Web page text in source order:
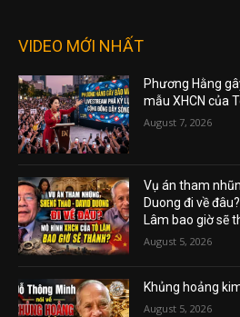
VIDEO MỚI NHẤT
Phương Hằng
mẫu XHCN của
August 7, 2026
Vụ án tham
Duong đi về
Lâm bao giờ sẽ
August 5, 2026
Khủng hoảng
August 5, 2026